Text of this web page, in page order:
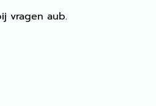
vragen aub.